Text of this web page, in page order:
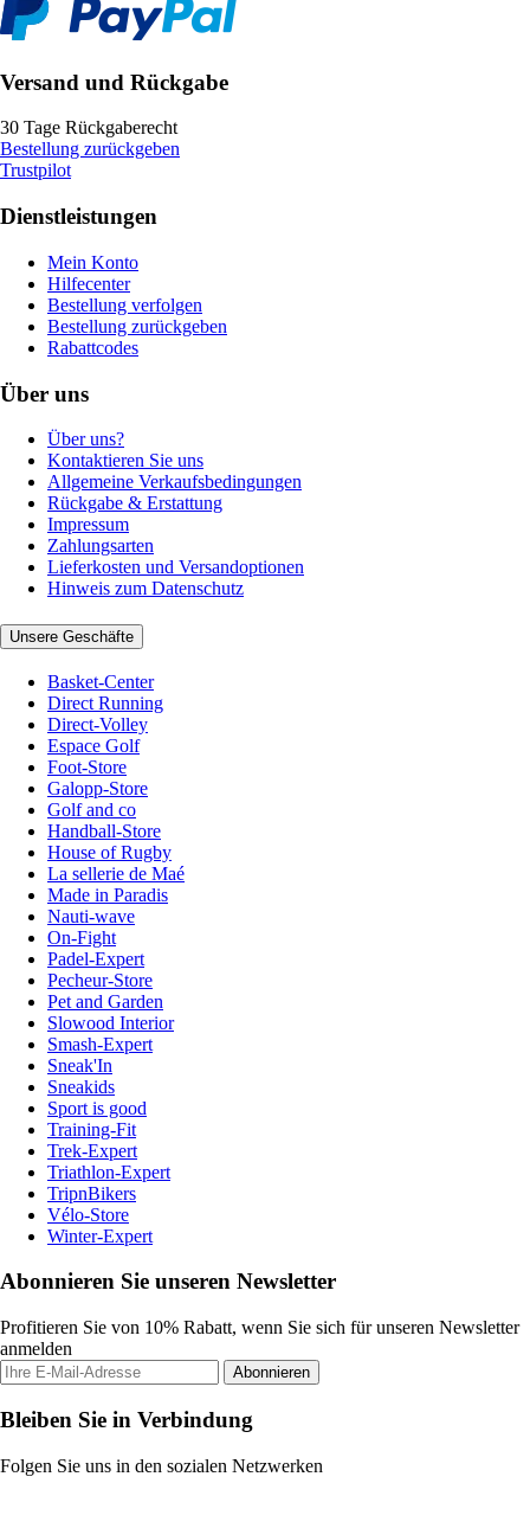
Versand und Rückgabe
30 Tage Rückgaberecht
Bestellung zurückgeben
Trustpilot
Dienstleistungen
Mein Konto
Hilfecenter
Bestellung verfolgen
Bestellung zurückgeben
Rabattcodes
Über uns
Über uns?
Kontaktieren Sie uns
Allgemeine Verkaufsbedingungen
Rückgabe & Erstattung
Impressum
Zahlungsarten
Lieferkosten und Versandoptionen
Hinweis zum Datenschutz
Unsere Geschäfte
Basket-Center
Direct Running
Direct-Volley
Espace Golf
Foot-Store
Galopp-Store
Golf and co
Handball-Store
House of Rugby
La sellerie de Maé
Made in Paradis
Nauti-wave
On-Fight
Padel-Expert
Pecheur-Store
Pet and Garden
Slowood Interior
Smash-Expert
Sneak'In
Sneakids
Sport is good
Training-Fit
Trek-Expert
Triathlon-Expert
TripnBikers
Vélo-Store
Winter-Expert
Abonnieren Sie unseren Newsletter
Profitieren Sie von 10% Rabatt, wenn Sie sich für unseren Newsletter
anmelden
Abonnieren
Bleiben Sie in Verbindung
Folgen Sie uns in den sozialen Netzwerken